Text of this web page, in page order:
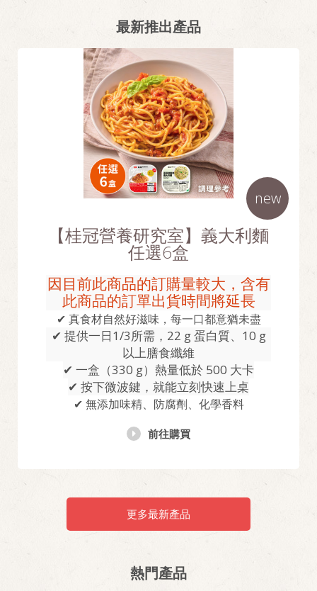
最新推出產品
【桂冠營養研究室】義大利麵
任選6盒
因目前此商品的訂購量較大，含有
此商品的訂單出貨時間將延長
✔ 真食材自然好滋味，每一口都意猶未盡
✔ 提供一日1/3所需，22 g 蛋白質、10 g
以上膳食纖維
✔ 一盒（330 g）熱量低於 500 大卡
✔ 按下微波鍵，就能立刻快速上桌
✔ 無添加味精、防腐劑、化學香料
前往購買
new
更多最新產品
熱門產品